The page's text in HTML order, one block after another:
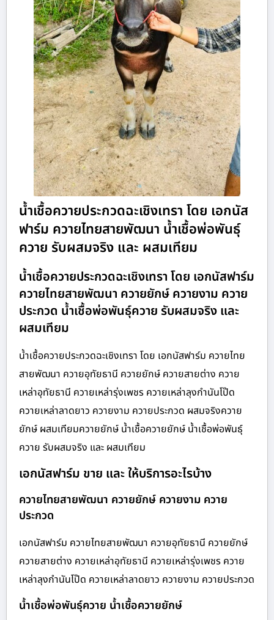
น้ำเชื้อควายประกวดฉะเชิงเทรา โดย เอกนัส
ฟาร์ม ควายไทยสายพัฒนา น้ำเชื้อพ่อพันธุ์
ควาย รับผสมจริง และ ผสมเทียม
น้ำเชื้อควายประกวดฉะเชิงเทรา โดย เอกนัสฟาร์ม
ควายไทยสายพัฒนา ควายยักษ์ ควายงาม ควาย
ประกวด น้ำเชื้อพ่อพันธุ์ควาย รับผสมจริง และ
ผสมเทียม
น้ำเชื้อควายประกวดฉะเชิงเทรา โดย เอกนัสฟาร์ม ควายไทย
สายพัฒนา ควายอุทัยธานี ควายยักษ์ ควายสายต่าง ควาย
เหล่าอุทัยธานี ควายเหล่ารุ่งเพชร ควายเหล่าลุงกำนันโป๊ด
ควายเหล่าลาดยาว ควายงาม ควายประกวด ผสมจริงควาย
ยักษ์ ผสมเทียมควายยักษ์ น้ำเชื้อควายยักษ์ น้ำเชื้อพ่อพันธุ์
ควาย รับผสมจริง และ ผสมเทียม
เอกนัสฟาร์ม ขาย และ ให้บริการอะไรบ้าง
ควายไทยสายพัฒนา ควายยักษ์ ควายงาม ควาย
ประกวด
เอกนัสฟาร์ม ควายไทยสายพัฒนา ควายอุทัยธานี ควายยักษ์
ควายสายต่าง ควายเหล่าอุทัยธานี ควายเหล่ารุ่งเพชร ควาย
เหล่าลุงกำนันโป๊ด ควายเหล่าลาดยาว ควายงาม ควายประกวด
น้ำเชื้อพ่อพันธุ์ควาย น้ำเชื้อควายยักษ์